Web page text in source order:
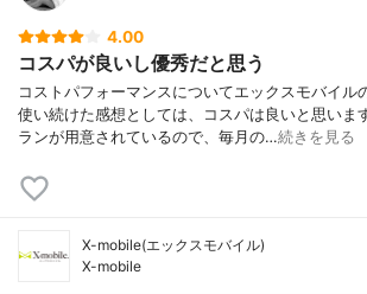
4.00
コスパが良いし優秀だと思う
コストパフォーマンスについてエックスモバイル
使い続けた感想としては、コスパは良いと思いま
ランが用意されているので、毎月の…続きを見る
X-mobile(エックスモバイル)
X-mobile